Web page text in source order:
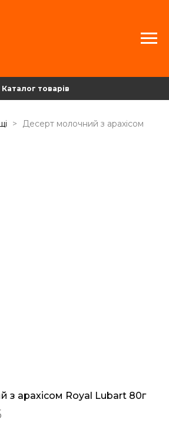
Каталог товарів
Десерт молочний з арахісом
з арахісом Royal Lubart 80г